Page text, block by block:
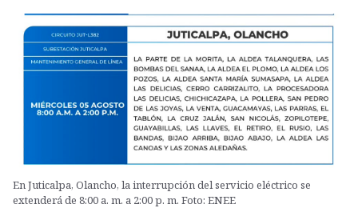
En Juticalpa, Olancho, la interrupción del servicio eléctrico se
extenderá de 8:00 a. m. a 2:00 p. m. Foto: ENEE